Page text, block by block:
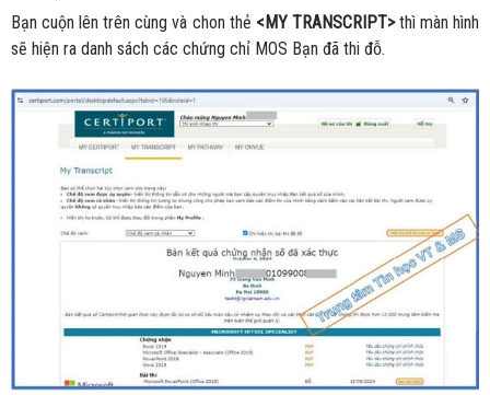
Bạn cuộn lên trên cùng và chon thẻ <MY TRANSCRIPT>thì màn hình
sẽ hiện ra danh sách các chứng chỉ MOS Bạn đã thi đỗ.